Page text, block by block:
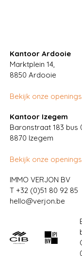
Kantoor Ardooie
Marktplein 14,
8850 Ardooie
Bekijk onze
Kantoor Izegem
Baronstraat 183 bus
8870 Izegem
Bekijk onze
IMMO VERJON BV
T +32 (0)51 80 92 85
hello@verjon.be